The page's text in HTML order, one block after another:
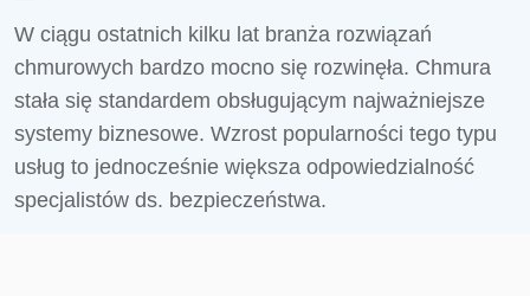
W ciągu ostatnich kilku lat branża rozwiązań
chmurowych bardzo mocno się rozwinęła. Chmura
stała się standardem obsługującym najważniejsze
systemy biznesowe. Wzrost popularności tego typu
usług to jednocześnie większa odpowiedzialność
specjalistów ds. bezpieczeństwa.